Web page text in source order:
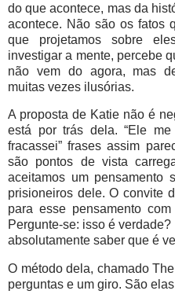
do que acontece, mas da
acontece. Não são os fatos
que projetamos sobre
investigar a mente, percebe
não vem do agora, mas
muitas vezes ilusórias.
A proposta de Katie não é
está por trás dela. “Ele me
fracassei” frases assim
são pontos de vista
aceitamos um pensamento
prisioneiros dele. O convite
para esse pensamento
Pergunte-se: isso é
absolutamente saber que é
O método dela, chamado
perguntas e um giro. São